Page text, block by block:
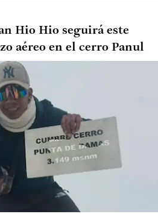
Hio Hio seguirá este
aéreo en el cerro Panul